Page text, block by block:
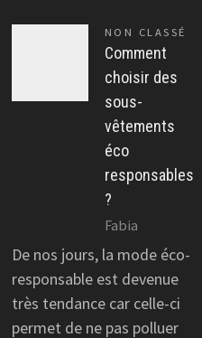
NON CLASSÉ
Comment
choisir des
sous-
vêtements
éco
responsables
?
Fabia
De nos jours, la mode éco-
responsable est devenue
très tendance car celle-ci
permet de ne pas polluer